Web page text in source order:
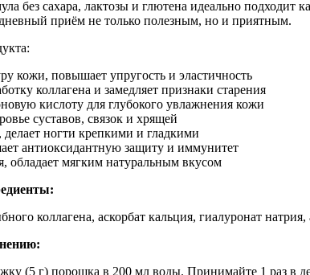
без сахара, лактозы и глютена идеально
приём не только полезным, но и приятным.
кожи, повышает упругость и эластичность
коллагена и замедляет признаки старения
кислоту для глубокого увлажнения кожи
суставов, связок и хрящей
ногти крепкими и гладкими
антиоксидантную защиту и иммунитет
обладает мягким натуральным вкусом
коллагена, аскорбат кальция, гиалуронат натрия,
(5 г) порошка в 200 мл воды. Принимайте 1 раз